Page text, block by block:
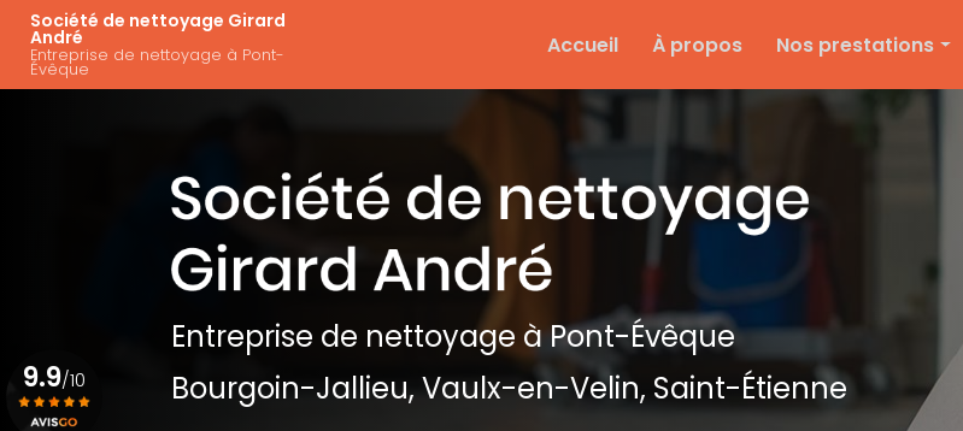
Aller
contenu
principal
Société de nettoyage Girard
André
Entreprise de nettoyage à Pont-
Évêque
Accueil
À propos Nos prestations
Nettoyage
Ponçage et
Nettoyage de textile
Nettoyage de
Nettoyage de vitre
Entreprise de nettoyage à Pont-Évêque
Bourgoin-Jallieu, Vaulx-en-Velin, Saint-Étienne
9.9/10